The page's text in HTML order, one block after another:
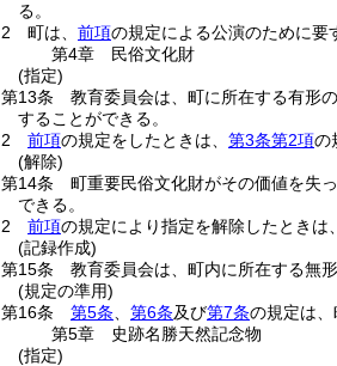
る。
2
町は、 前項の規定による公演のために要
第4章
民俗文化財
(指定)
第13条
教育委員会は、町に所在する有形
することができる。
2
前項の規定をしたときは、 第3条第2項の
(解除)
第14条
町重要民俗文化財がその価値を失
できる。
2
前項の規定により指定を解除したときは、
(記録作成)
第15条
教育委員会は、町内に所在する無
(規定の準用)
第16条
第5条 第6条及び第7条の規定は、
第5章
史跡名勝天然記念物
(指定)